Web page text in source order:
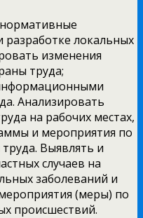
разработке локальных
изменения
труда;
Анализировать
на рабочих местах,
и мероприятия по
Выявлять и
случаев на
заболеваний и
(меры) по
происшествий.